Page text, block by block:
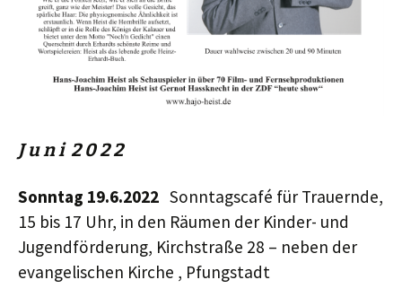
J u n i 2 022
Sonntag 19.6.2022 Sonntagscafé für Trauernde,
15 bis 17 Uhr, in den Räumen der Kinder- und
Jugendförderung, Kirchstraße 28 – neben der
evangelischen Kirche , Pfungstadt